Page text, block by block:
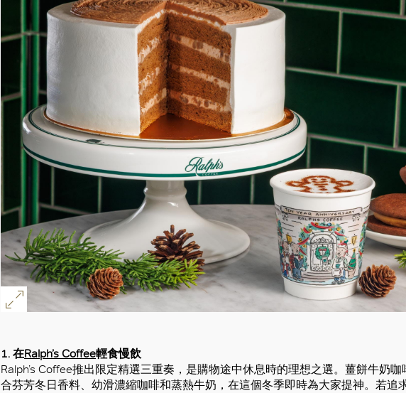
1. 在Ralph’s Coffee輕食慢飲
Ralph’s Coffee推出限定精選三重奏，是購物途中休息時的理想之選。薑餅牛奶
合芬芳冬日香料、幼滑濃縮咖啡和蒸熱牛奶，在這個冬季即時為大家提神。若追